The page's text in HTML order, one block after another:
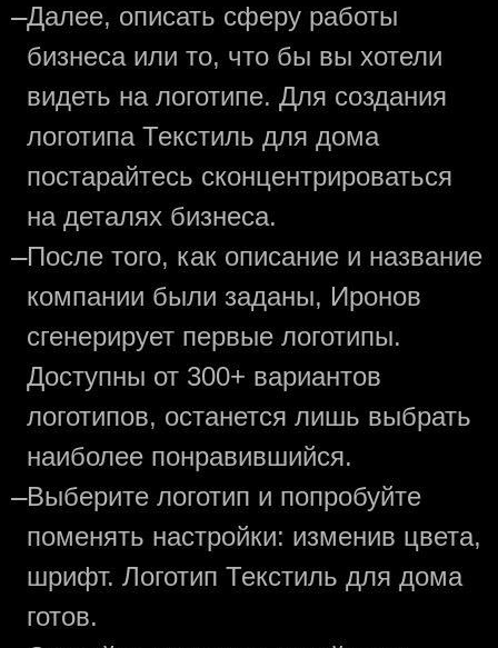
—Далее, описать сферу работы
бизнеса или то, что бы вы хотели
видеть на логотипе. Для создания
логотипа Текстиль для дома
постарайтесь сконцентрироваться
на деталях бизнеса.
—После того, как описание и название
компании были заданы, Иронов
сгенерирует первые логотипы.
Доступны от 300+ вариантов
логотипов, останется лишь выбрать
наиболее понравившийся.
—Выберите логотип и попробуйте
поменять настройки: изменив цвета,
шрифт. Логотип Текстиль для дома
готов.